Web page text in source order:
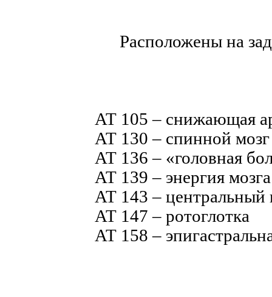
Расположены на
АТ 105 – снижающая
АТ 130 – спинной мозг
АТ 136 – «головная
АТ 139 – энергия мозга
АТ 143 – центральный
АТ 147 – ротоглотка
АТ 158 –